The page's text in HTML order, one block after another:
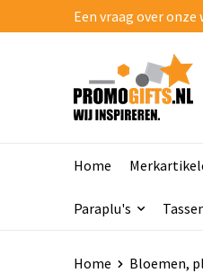
Een vraag over
Home
Paraplu's
Home Bloemen,